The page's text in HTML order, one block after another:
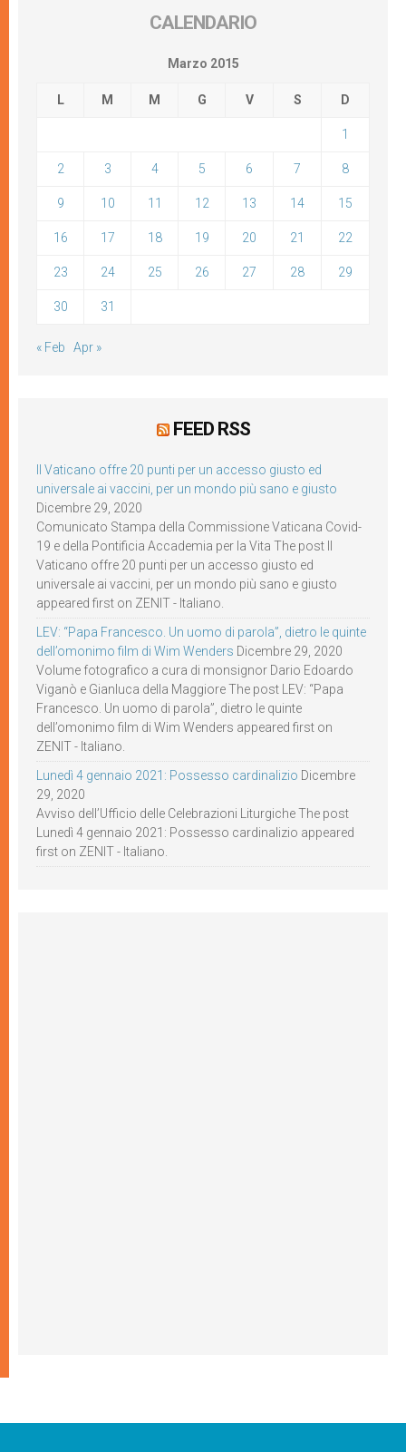
CALENDARIO
Marzo 2015
L M M G V S D
1
2 3 4 5 6 7 8
9 10 11 12 13 14 15
16 17 18 19 20 21 22
23 24 25 26 27 28 29
30 31
« Feb Apr »
FEED RSS
Il Vaticano offre 20 punti per un accesso giusto ed
universale ai vaccini, per un mondo più sano e giusto
Dicembre 29, 2020
Comunicato Stampa della Commissione Vaticana Covid-
19 e della Pontificia Accademia per la Vita The post Il
Vaticano offre 20 punti per un accesso giusto ed
universale ai vaccini, per un mondo più sano e giusto
appeared first on ZENIT - Italiano.
LEV: “Papa Francesco. Un uomo di parola”, dietro le quinte
dell’omonimo film di Wim Wenders Dicembre 29, 2020
Volume fotografico a cura di monsignor Dario Edoardo
Viganò e Gianluca della Maggiore The post LEV: “Papa
Francesco. Un uomo di parola”, dietro le quinte
dell’omonimo film di Wim Wenders appeared first on
ZENIT - Italiano.
Lunedì 4 gennaio 2021: Possesso cardinalizio Dicembre
29, 2020
Avviso dell’Ufficio delle Celebrazioni Liturgiche The post
Lunedì 4 gennaio 2021: Possesso cardinalizio appeared
first on ZENIT - Italiano.